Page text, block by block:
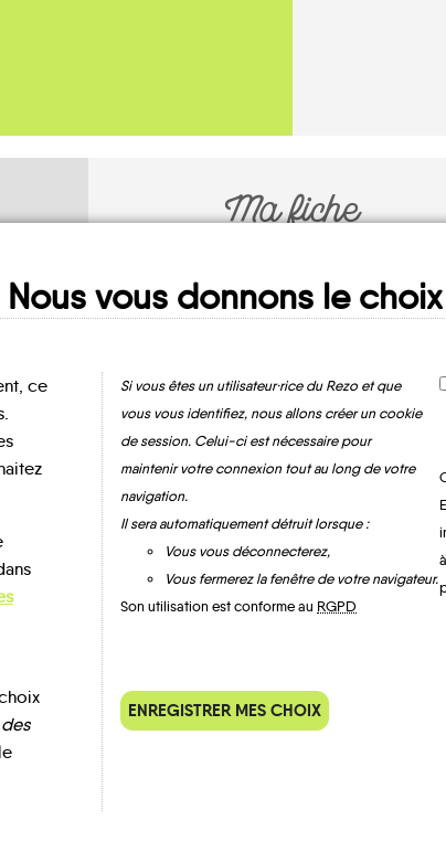
Ma fiche
QUELQUES
Témoignages
Nous vous donnons le choix
ce
Si vous êtes un utilisateur·rice du Rezo et que
vous vous identifiez, nous allons créer un cookie
de session. Celui-ci est nécessaire pour
maintenir votre connexion tout au long de votre
navigation.
Il sera automatiquement détruit lorsque :
Vous vous déconnecterez,
Vous fermerez la fenêtre de votre navigateur.
Son utilisation est conforme au RGPD
ENREGISTRER MES CHOIX